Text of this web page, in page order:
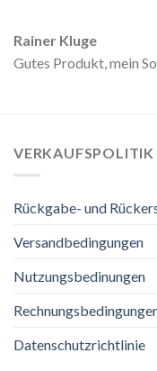
Rainer Kluge
Gutes Produkt, mein
VERKAUFSPOLITIK
Rückgabe- und
Versandbedingungen
Nutzungsbedinungen
Datenschutzrichtlinie